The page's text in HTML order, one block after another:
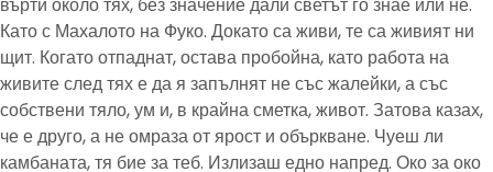
Като с Махалото на Фуко. Докато са живи, те са живият ни
щит. Когато отпаднат, остава пробойна, като работа на
живите след тях е да я запълнят не със жалейки, а със
собствени тяло, ум и, в крайна сметка, живот. Затова казах,
че е друго, а не омраза от ярост и объркване. Чуеш ли
камбаната, тя бие за теб. Излизаш едно напред. Око за око